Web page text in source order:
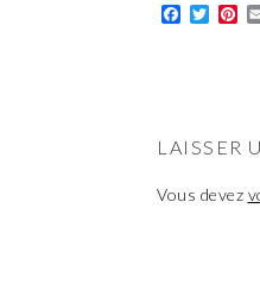
LAISSER
Vous devez